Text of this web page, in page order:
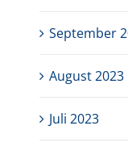
September
August 2023
Juli 2023